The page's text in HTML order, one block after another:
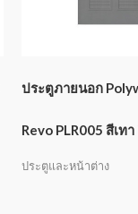
ประตูภายนอก
Revo PLR005 สีเท
ประตูและหน้าต่าง